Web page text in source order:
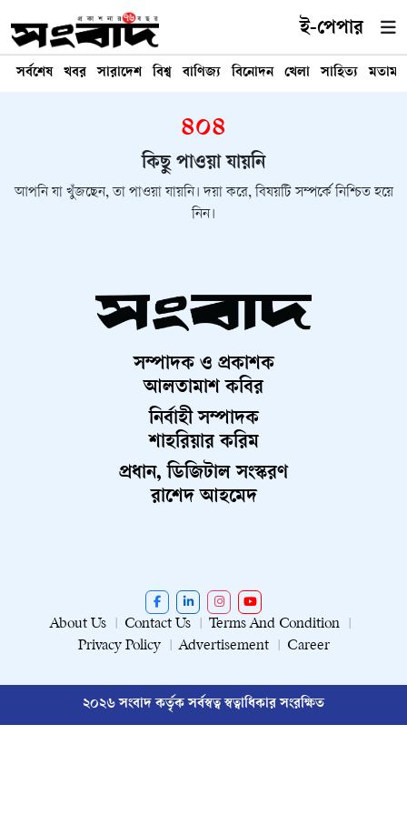
ই-পেপার
সর্বশেষ খবর সারাদেশ বিশ্ব বাণিজ্য বিনোদন খেলা সাহিত্য মতামত
৪০৪
কিছু পাওয়া যায়নি
আপনি যা খুঁজছেন, তা পাওয়া যায়নি। দয়া করে, বিষয়টি সম্পর্কে নিশ্চিত হয়ে
নিন।
সম্পাদক ও প্রকাশক
আলতামাশ কবির
নির্বাহী সম্পাদক
শাহরিয়ার করিম
প্রধান, ডিজিটাল সংস্করণ
রাশেদ আহমেদ
About Us Contact Us
Terms And Condition
Privacy Policy
Advertisement Career
২০২৬ সংবাদ কর্তৃক সর্বস্বত্ব স্বত্বাধিকার সংরক্ষিত